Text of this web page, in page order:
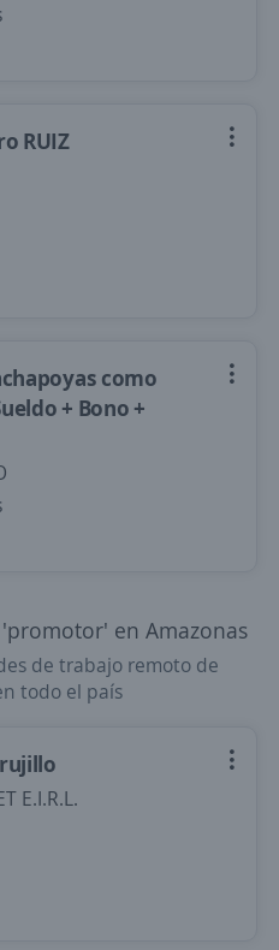
RUIZ
como
+ Bono +
en Amazonas
de trabajo remoto de
todo el país
E.I.R.L.